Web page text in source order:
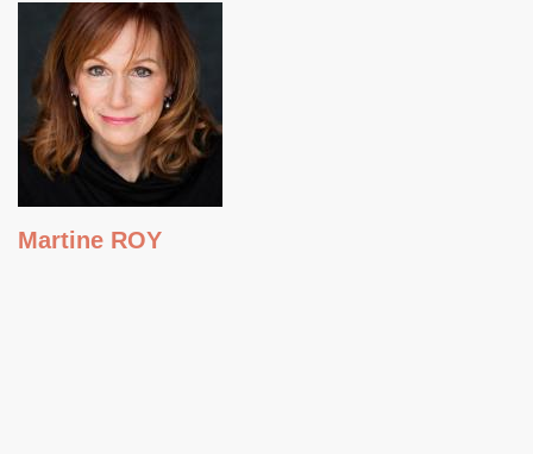
Martine ROY